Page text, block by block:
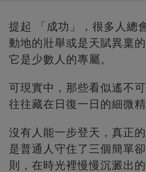
提起 「成功」，很多人總
動地的壯舉或是天賦異稟
它是少數人的專屬。
可現實中，那些看似遙不可
往往藏在日復一日的細微精
沒有人能一步登天，真正
是普通人守住了三個簡單
則，在時光裡慢慢沉澱出的